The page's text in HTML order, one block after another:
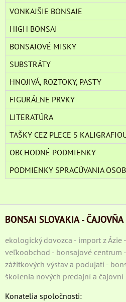
VONKAJŠIE BONSAJE
HIGH BONSAI
BONSAJOVÉ MISKY
SUBSTRÁTY
HNOJIVÁ, ROZTOKY, PASTY
FIGURÁLNE PRVKY
LITERATÚRA
TAŠKY CEZ PLECE S
OBCHODNÉ PODMIENKY
PODMIENKY SPRACÚVANIA
BONSAI SLOVAKIA -
ekologický dovozca - import z Ázie
veľkoobchod - bonsajové centrum
zážitkových výstav a podujatí -
školenia nových predajní a čajovní
Konatelia spoločnosti: